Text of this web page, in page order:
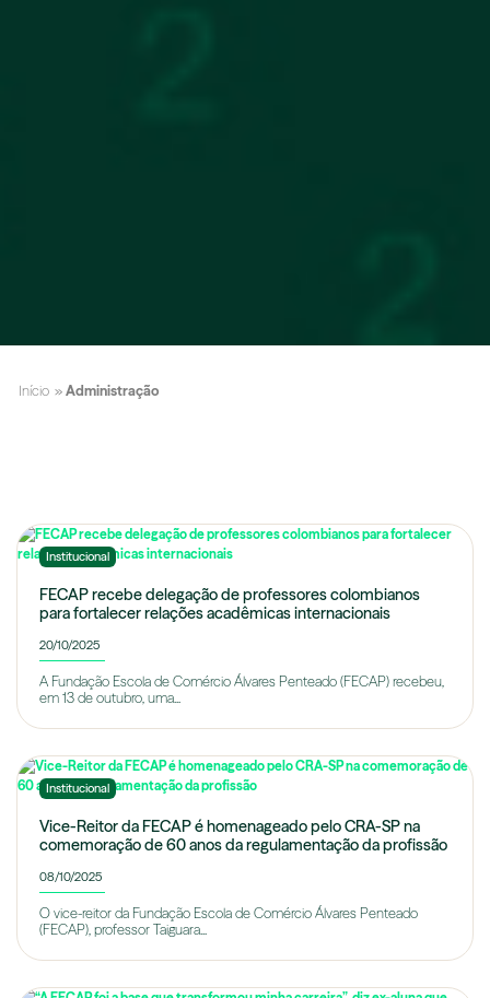
Início » Administração
Institucional
FECAP recebe delegação de professores colombianos
para fortalecer relações acadêmicas internacionais
20/10/2025
A Fundação Escola de Comércio Álvares Penteado (FECAP) recebeu,
em 13 de outubro, uma...
Institucional
Vice-Reitor da FECAP é homenageado pelo CRA-SP na
comemoração de 60 anos da regulamentação da profissão
08/10/2025
O vice-reitor da Fundação Escola de Comércio Álvares Penteado
(FECAP), professor Taiguara...